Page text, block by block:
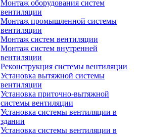
Монтаж оборудования систем
вентиляции
Монтаж промышленной системы
вентиляции
Монтаж систем вентиляции
Монтаж систем внутренней
вентиляции
Реконструкция системы вентиляции
Установка вытяжной системы
вентиляции
Установка приточно-вытяжной
системы вентиляции
Установка системы вентиляции в
здании
Установка системы вентиляции в